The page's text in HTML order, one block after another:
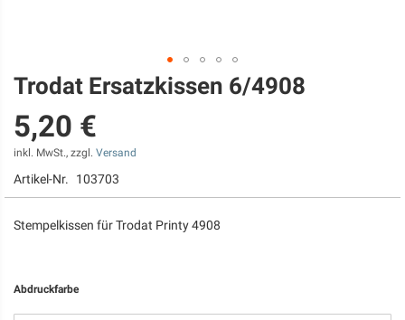
Zum
Anfang
der
Bildgalerie
springen
Trodat Ersatzkissen 6/4908
5,20 €
inkl. MwSt., zzgl. Versand
Artikel-Nr. 103703
Stempelkissen für Trodat Printy 4908
Abdruckfarbe